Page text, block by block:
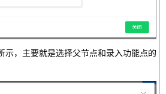
示，主要就是选择父节点和录入功能点的